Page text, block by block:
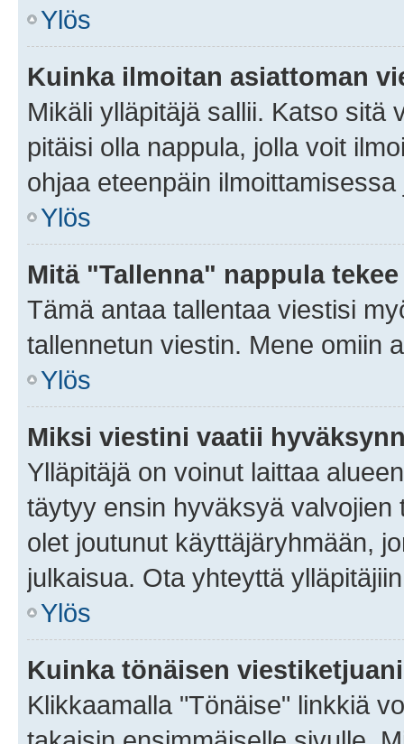
Ylös
Kuinka ilmoitan asiattoman
Mikäli ylläpitäjä sallii. Katso sitä
pitäisi olla nappula, jolla voit
ohjaa eteenpäin
Ylös
Mitä "Tallenna" nappula
Tämä antaa tallentaa viestisi
tallennetun viestin. Mene omiin
Ylös
Miksi viestini vaatii
Ylläpitäjä on voinut laittaa
täytyy ensin hyväksyä
olet joutunut käyttäjäryhmään,
julkaisua. Ota yhteyttä
Ylös
Kuinka tönäisen
Klikkaamalla "Tönäise" linkkiä